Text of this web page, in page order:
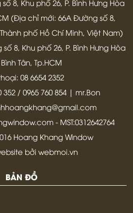
8, Khu phố 26, P. Bình Hưng Hòa
(Địa chỉ mới: 66A Đường số 8,
phố Hồ Chí Minh, Việt Nam)
8, Khu phố 26, P. Bình Hưng Hòa
Tân, Tp.HCM
08 6654 2352
352 / 0965 760 854 | mr.Bon
- MST:0312642764
Hoang Khang Window
bởi webmoi.vn
BẢN ĐỒ